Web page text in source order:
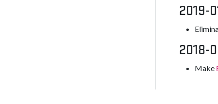
2019-
2018-
Make